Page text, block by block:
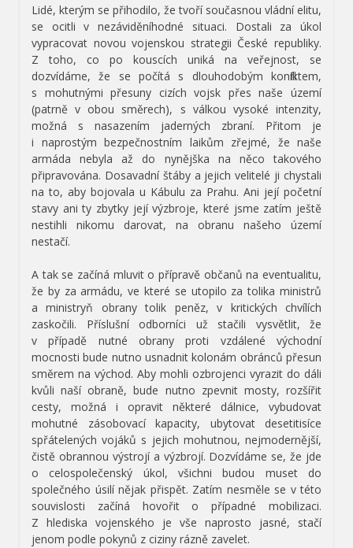
Lidé, kterým se přihodilo, že tvoří současnou vládní elitu,
se ocitli v nezáviděníhodné situaci. Dostali za úkol
vypracovat novou vojenskou strategii České republiky.
Z toho, co po kouscích uniká na veřejnost, se
dozvídáme, že se počítá s dlouhodobým konfliktem,
s mohutnými přesuny cizích vojsk přes naše území
(patrně v obou směrech), s válkou vysoké intenzity,
možná s nasazením jaderných zbraní. Přitom je
i naprostým bezpečnostním laikům zřejmé, že naše
armáda nebyla až do nynějška na něco takového
připravována. Dosavadní štáby a jejich velitelé ji chystali
na to, aby bojovala u Kábulu za Prahu. Ani její početní
stavy ani ty zbytky její výzbroje, které jsme zatím ještě
nestihli nikomu darovat, na obranu našeho území
nestačí.
A tak se začíná mluvit o přípravě občanů na eventualitu,
že by za armádu, ve které se utopilo za tolika ministrů
a ministryň obrany tolik peněz, v kritických chvílích
zaskočili. Příslušní odborníci už stačili vysvětlit, že
v případě nutné obrany proti vzdálené východní
mocnosti bude nutno usnadnit kolonám obránců přesun
směrem na východ. Aby mohli ozbrojenci vyrazit do dáli
kvůli naší obraně, bude nutno zpevnit mosty, rozšířit
cesty, možná i opravit některé dálnice, vybudovat
mohutné zásobovací kapacity, ubytovat desetitisíce
spřátelených vojáků s jejich mohutnou, nejmodernější,
čistě obrannou výstrojí a výzbrojí. Dozvídáme se, že jde
o celospolečenský úkol, všichni budou muset do
společného úsilí nějak přispět. Zatím nesměle se v této
souvislosti začíná hovořit o případné mobilizaci.
Z hlediska vojenského je vše naprosto jasné, stačí
jenom podle pokynů z ciziny rázně zavelet.